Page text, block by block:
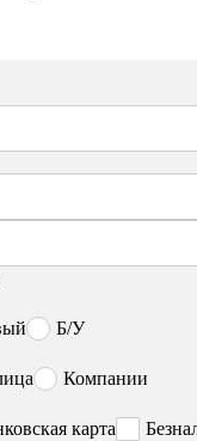
Б/У
Компании
карта